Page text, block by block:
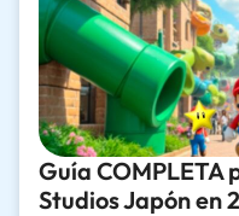
Guía COMPLETA
Studios Japón en